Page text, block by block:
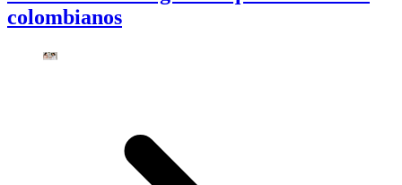
colombianos